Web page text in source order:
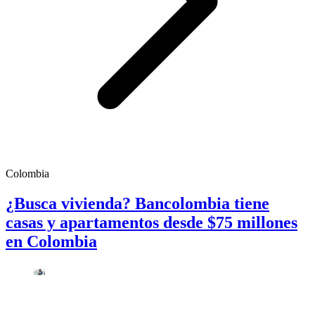
Colombia
¿Busca vivienda? Bancolombia tiene
casas y apartamentos desde $75 millones
en Colombia